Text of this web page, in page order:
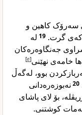
سەرۆک کاهین و
گرت. 19 لە
جەنگاوەرەکان
خامەی نهێنی[
e
]
بوو، لەگەڵ
20 نەبوزەرەدانی
بۆ لای پاشای
کوشتنی.